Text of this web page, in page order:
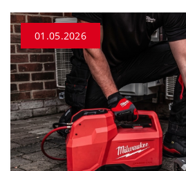
01.05.2026